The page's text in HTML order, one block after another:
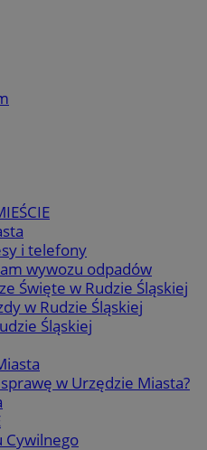
i telefony
wywozu odpadów
Święte w Rudzie Śląskiej
w Rudzie Śląskiej
Śląskiej
sprawę w Urzędzie Miasta?
Cywilnego